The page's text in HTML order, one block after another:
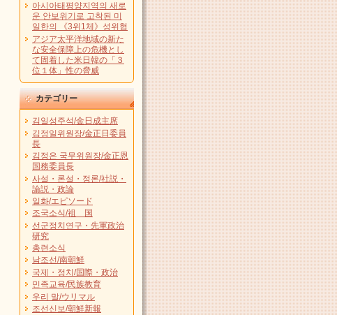
아시아태평양지역의 새로
운 안보위기로 고착된 미
일한의 《3위1체》성위협
アジア太平洋地域の新た
な安全保障上の危機とし
て固着した米日韓の「３
位１体」性の脅威
カテゴリー
김일성주석/金日成主席
김정일위원장/金正日委員
長
김정은 국무위원장/金正恩
国務委員長
사설・론설・정론/社説・
論説・政論
일화/エピソード
조국소식/祖 国
선군정치연구・先軍政治
研究
총련소식
남조선/南朝鮮
국제・정치/国際・政治
민족교육/民族教育
우리 말/ウリマル
조선신보/朝鮮新報